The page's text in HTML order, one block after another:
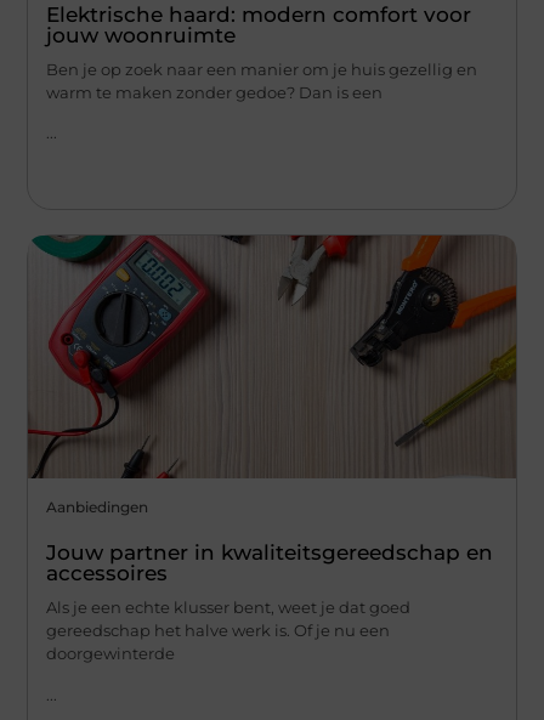
Elektrische haard: modern comfort voor
jouw woonruimte
Ben je op zoek naar een manier om je huis gezellig en
warm te maken zonder gedoe? Dan is een
Aanbiedingen
Jouw partner in kwaliteitsgereedschap en
accessoires
Als je een echte klusser bent, weet je dat goed
gereedschap het halve werk is. Of je nu een
doorgewinterde